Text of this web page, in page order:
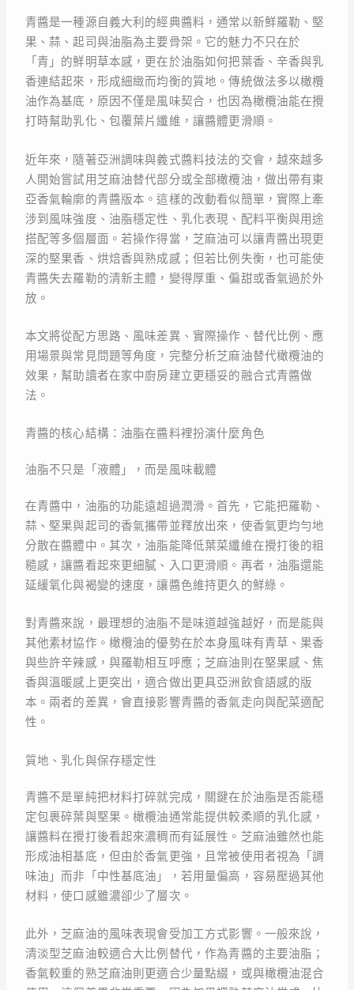
青醬是一種源自義大利的經典醬料，通常以新鮮羅勒、堅
果、蒜、起司與油脂為主要骨架。它的魅力不只在於
「青」的鮮明草本感，更在於油脂如何把葉香、辛香與乳
香連結起來，形成細緻而均衡的質地。傳統做法多以橄欖
油作為基底，原因不僅是風味契合，也因為橄欖油能在攪
打時幫助乳化、包覆葉片纖維，讓醬體更滑順。
近年來，隨著亞洲調味與義式醬料技法的交會，越來越多
人開始嘗試用芝麻油替代部分或全部橄欖油，做出帶有東
亞香氣輪廓的青醬版本。這樣的改動看似簡單，實際上牽
涉到風味強度、油脂穩定性、乳化表現、配料平衡與用途
搭配等多個層面。若操作得當，芝麻油可以讓青醬出現更
深的堅果香、烘焙香與熟成感；但若比例失衡，也可能使
青醬失去羅勒的清新主體，變得厚重、偏甜或香氣過於外
放。
本文將從配方思路、風味差異、實際操作、替代比例、應
用場景與常見問題等角度，完整分析芝麻油替代橄欖油的
效果，幫助讀者在家中廚房建立更穩妥的融合式青醬做
法。
青醬的核心結構：油脂在醬料裡扮演什麼角色
油脂不只是「液體」，而是風味載體
在青醬中，油脂的功能遠超過潤滑。首先，它能把羅勒、
蒜、堅果與起司的香氣攜帶並釋放出來，使香氣更均勻地
分散在醬體中。其次，油脂能降低葉菜纖維在攪打後的粗
糙感，讓醬看起來更細膩、入口更滑順。再者，油脂還能
延緩氧化與褐變的速度，讓醬色維持更久的鮮綠。
對青醬來說，最理想的油脂不是味道越強越好，而是能與
其他素材協作。橄欖油的優勢在於本身風味有青草、果香
與些許辛辣感，與羅勒相互呼應；芝麻油則在堅果感、焦
香與溫暖感上更突出，適合做出更具亞洲飲食語感的版
本。兩者的差異，會直接影響青醬的香氣走向與配菜適配
性。
質地、乳化與保存穩定性
青醬不是單純把材料打碎就完成，關鍵在於油脂是否能穩
定包裹碎葉與堅果。橄欖油通常能提供較柔順的乳化感，
讓醬料在攪打後看起來濃稠而有延展性。芝麻油雖然也能
形成油相基底，但由於香氣更強，且常被使用者視為「調
味油」而非「中性基底油」，若用量偏高，容易壓過其他
材料，使口感雖濃卻少了層次。
此外，芝麻油的風味表現會受加工方式影響。一般來說，
清淡型芝麻油較適合大比例替代，作為青醬的主要油脂；
香氣較重的熟芝麻油則更適合少量點綴，或與橄欖油混合